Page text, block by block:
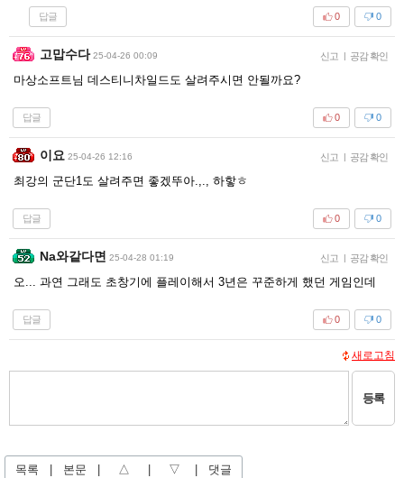
답글 0
0
고맙수다 25-04-26 00:09 신고 | 공감 확인
마상소프트님 데스티니차일드도 살려주시면 안될까요?
답글 0
0
이요 25-04-26 12:16 신고 | 공감 확인
최강의 군단1도 살려주면 좋겠뚜아.,., 하핳ㅎ
답글 0
0
Na와같다면 25-04-28 01:19 신고 | 공감 확인
오... 과연 그래도 초창기에 플레이해서 3년은 꾸준하게 했던 게임인데
답글 0
0
새로고침
등록
목록 본문 △ ▽ 댓글